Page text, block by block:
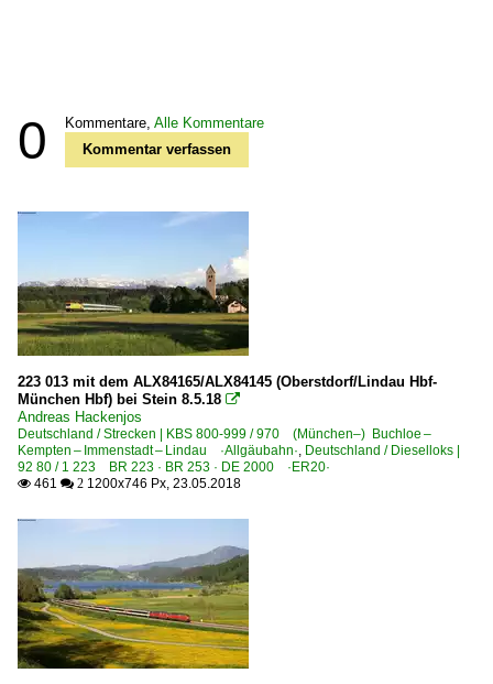
0 Kommentare, Alle Kommentare
Kommentar verfassen
223 013 mit dem ALX84165/ALX84145 (Oberstdorf/Lindau Hbf-
München Hbf) bei Stein 8.5.18 
Andreas Hackenjos
Deutschland / Strecken | KBS 800-999 / 970 (München–) Buchloe –
Kempten – Immenstadt – Lindau ·Allgäubahn· Deutschland / Dieselloks |
92 80 / 1 223 BR 223 · BR 253 · DE 2000 ·ER20·
 461  2 1200x746 Px, 23.05.2018